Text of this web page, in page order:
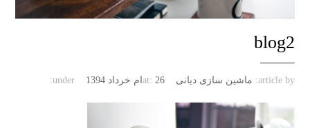
blog2
article by: ماشین سازی دیانی at: 26ام خرداد 1394 under: